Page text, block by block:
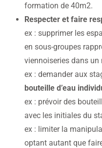
formation de 40m2.
Respecter et faire
ex : supprimer les
en sous-groupes
viennoiseries dans
ex : demander aux
bouteille d’eau
ex : prévoir des
avec les initiales du
ex : limiter la
optant autant que